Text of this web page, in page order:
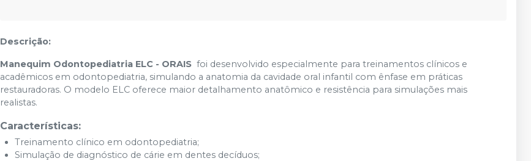
Descrição:
Manequim Odontopediatria ELC - ORAIS foi desenvolvido especialmente para treinamentos clínicos e
acadêmicos em odontopediatria, simulando a anatomia da cavidade oral infantil com ênfase em práticas
restauradoras. O modelo ELC oferece maior detalhamento anatômico e resistência para simulações mais
realistas.
Características:
Treinamento clínico em odontopediatria;
Simulação de diagnóstico de cárie em dentes decíduos;